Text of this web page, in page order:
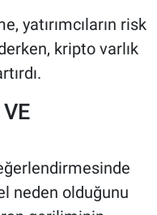
yatırımcıların risk
kripto varlık
neden olduğunu